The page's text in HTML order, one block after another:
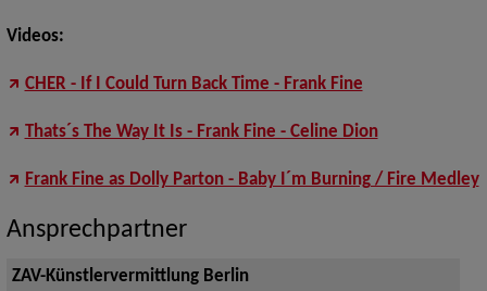
Videos:
CHER - If I Could Turn Back Time - Frank Fine
Thats´s The Way It Is - Frank Fine - Celine Dion
Frank Fine as Dolly Parton - Baby I´m Burning / Fire Medley
Ansprechpartner
ZAV-Künstlervermittlung Berlin